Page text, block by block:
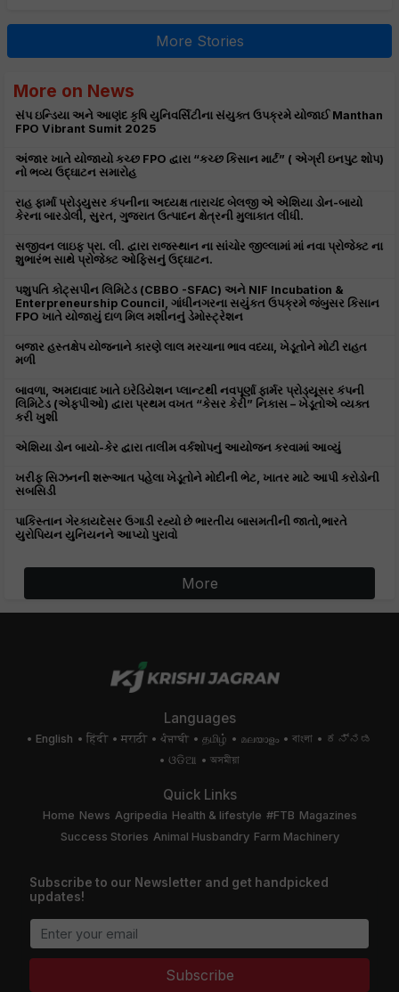
More Stories
More on News
સંપ ઇન્ડિયા અને આણંદ કૃષિ યુનિવર્સિટીના સંયુક્ત ઉપક્રમે યોજાઈ Manthan
FPO Vibrant Sumit 2025
અંજાર ખાતે યોજાયો કચ્છ FPO દ્વારા “કચ્છ કિસાન માર્ટ” ( એગ્રી ઇનપુટ શોપ)
નો ભવ્ય ઉદ્ઘાટન સમારોહ
રાહ ફાર્મા પ્રોડ્યુસર કંપનીના અધ્યક્ષ તારાચંદ બેલજી એ એશિયા ડોન-બાયો
કેરના બારડોલી, સુરત, ગુજરાત ઉત્પાદન ક્ષેત્રની મુલાકાત લીધી.
સજીવન લાઇફ પ્રા. લી. દ્વારા રાજસ્થાન ના સાંચોર જીલ્લામાં માં નવા પ્રોજેક્ટ ના
શુભારંભ સાથે પ્રોજેક્ટ ઓફિસનું ઉદ્ઘાટન.
પશુપતિ કોટ્સપીન લિમિટેડ (CBBO -SFAC) અને NIF Incubation &
Enterpreneurship Council, ગાંધીનગરના સયુંકત ઉપક્રમે જંબુસર કિસાન
FPO ખાતે યોજાયું દાળ મિલ મશીનનું ડેમોસ્ટ્રેશન
બજાર હસ્તક્ષેપ યોજનાને કારણે લાલ મરચાના ભાવ વધ્યા, ખેડૂતોને મોટી રાહત
મળી
બાવળા, અમદાવાદ ખાતે ઇરેડિયેશન પ્લાન્ટથી નવપૂર્ણા ફાર્મર પ્રોડ્યૂસર કંપની
લિમિટેડ (એફપીઓ) દ્વારા પ્રથમ વખત “કેસર કેરી” નિકાસ – ખેડૂતોએ વ્યક્ત
કરી ખુશી
એશિયા ડોન બાયો-કેર દ્વારા તાલીમ વર્કશોપનું આયોજન કરવામાં આવ્યું
ખરીફ સિઝનની શરૂઆત પહેલા ખેડૂતોને મોદીની ભેટ, ખાતર માટે આપી કરોડોની
સબસિડી
પાકિસ્તાન ગેરકાયદેસર ઉગાડી રહ્યો છે ભારતીય બાસમતીની જાતો,ભારતે
યુરોપિયન યુનિયનને આપ્યો પુરાવો
More
Languages
English हिंदी मराठी ਪੰਜਾਬੀ தமிழ் മലയാളം বাংলা
ಕನ್ನಡ
ଓଡିଆ
অসমীয়া
Quick Links
Home News Agripedia Health & lifestyle #FTB Magazines
Success Stories Animal Husbandry Farm Machinery
Subscribe to our Newsletter and get handpicked
updates!
Subscribe